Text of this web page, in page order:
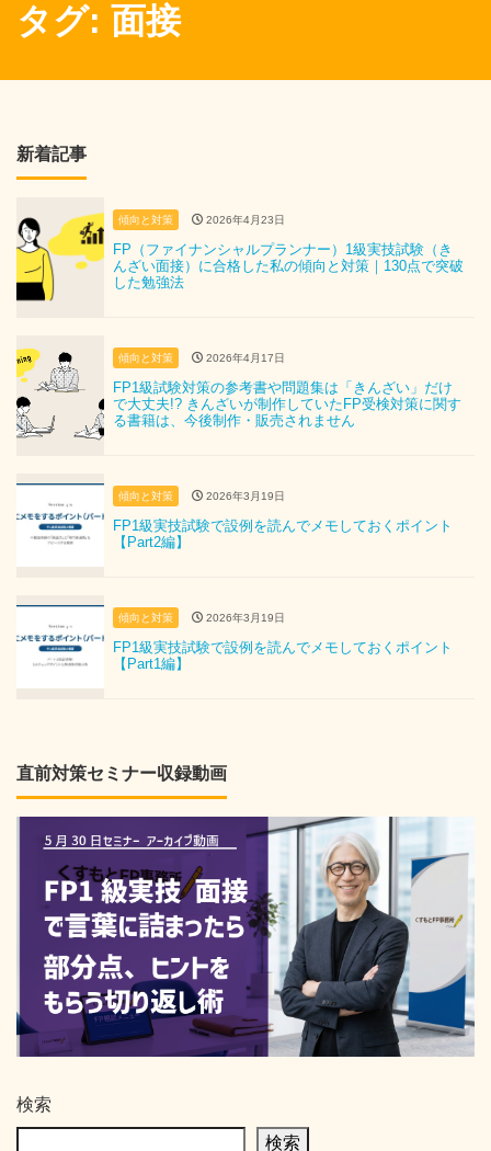
タグ: 面接
新着記事
傾向と対策 2026年4月23日
FP（ファイナンシャルプランナー）1級実技試験（き
んざい面接）に合格した私の傾向と対策｜130点で突破
した勉強法
傾向と対策 2026年4月17日
FP1級試験対策の参考書や問題集は「きんざい」だけ
で大丈夫!? きんざいが制作していたFP受検対策に関す
る書籍は、今後制作・販売されません
傾向と対策 2026年3月19日
FP1級実技試験で設例を読んでメモしておくポイント
【Part2編】
傾向と対策 2026年3月19日
FP1級実技試験で設例を読んでメモしておくポイント
【Part1編】
直前対策セミナー収録動画
検索
検索